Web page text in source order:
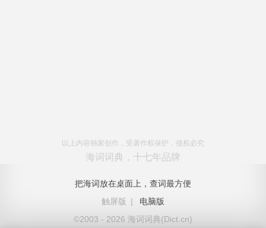
以上内容独家创作，受著作权保护，侵权必究
海词词典，十七年品牌
把海词放在桌面上，查词最方便
触屏版
|
电脑版
©2003 - 2026 海词词典(Dict.cn)